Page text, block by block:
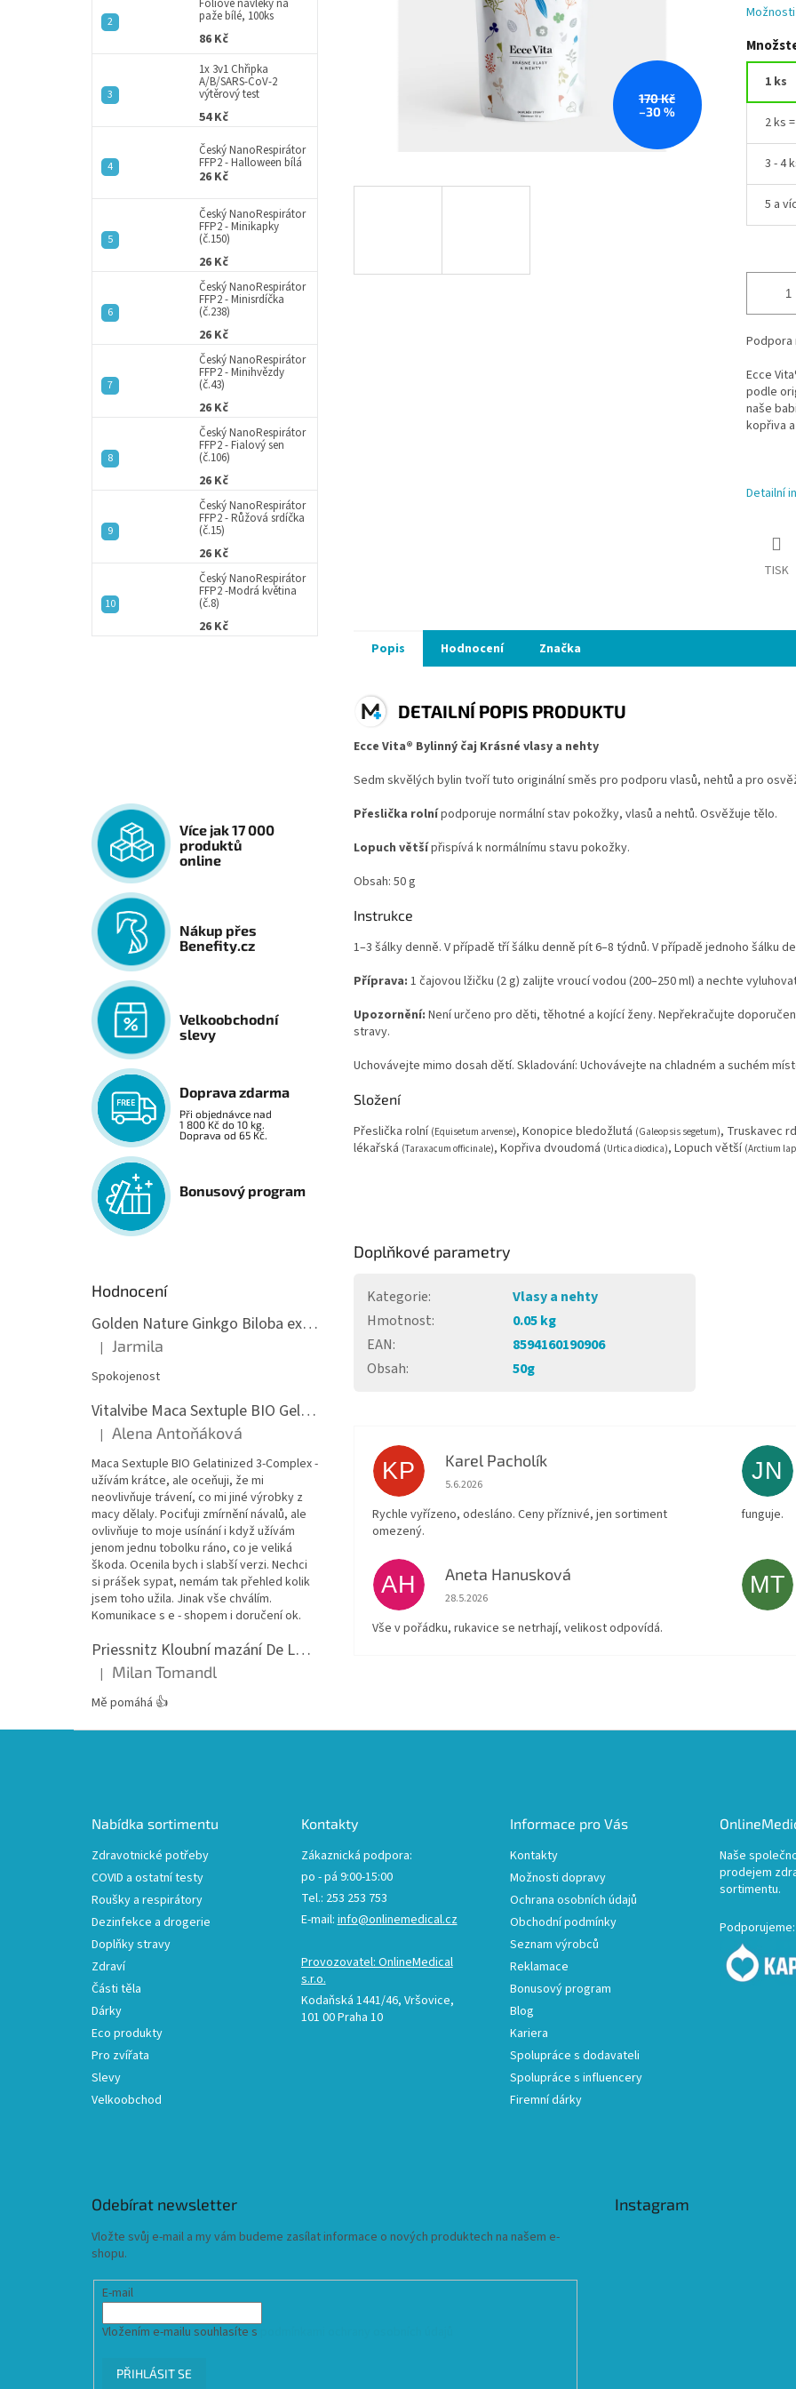
paže bílé, 100ks
86 Kč
1x 3v1 Chřipka
A/B/SARS-CoV-2
výtěrový test
54 Kč
Český NanoRespirátor
FFP2 - Halloween bílá
26 Kč
Český NanoRespirátor
FFP2 - Minikapky
(č.150)
26 Kč
Český NanoRespirátor
FFP2 - Minisrdíčka
(č.238)
26 Kč
Český NanoRespirátor
FFP2 - Minihvězdy
(č.43)
26 Kč
Český NanoRespirátor
FFP2 - Fialový sen
(č.106)
26 Kč
Český NanoRespirátor
FFP2 - Růžová srdíčka
(č.15)
26 Kč
Český NanoRespirátor
FFP2 -Modrá květina
(č.8)
26 Kč
Více jak 17 000
produktů
online
Nákup přes
Benefity.cz
Velkoobchodní
slevy
Doprava zdarma
Při objednávce nad
1 800 Kč do 10 kg.
Doprava od 65 Kč.
Bonusový program
Hodnocení
Golden Nature Ginkgo Biloba extrakt 50:1 60mg, 100 kapslí
Hodnocení produktu je 5 z 5 hvězdiček.
| Jarmila
Spokojenost
Vitalvibe Maca Sextuple BIO Gelatinized 3-Complex, 60 kapslí
Hodnocení produktu je 5 z 5 hvězdiček.
| Alena Antoňáková
Maca Sextuple BIO Gelatinized 3-Complex -
užívám krátce, ale oceňuji, že mi
neovlivňuje trávení, co mi jiné výrobky z
macy dělaly. Pociťuji zmírnění návalů, ale
ovlivňuje to moje usínání i když užívám
jenom jednu tobolku ráno, co je veliká
škoda. Ocenila bych i slabší verzi. Nechci
si prášek sypat, nemám tak přehled kolik
jsem toho užila. Jinak vše chválím.
Komunikace s e - shopem i doručení ok.
Priessnitz Kloubní mazání De Luxe, 200ml
Hodnocení produktu je 5 z 5 hvězdiček.
| Milan Tomandl
Mě pomáhá 👍
170 Kč
–30 %
1 ks
2 ks
3 - 4
5 a
Podpora
Ecce
podle
naše
kopřiva
Detailní
TISK
Popis Hodnocení Značka
DETAILNÍ POPIS PRODUKTU
Ecce Vita® Bylinný čaj Krásné vlasy a nehty
Sedm skvělých bylin tvoří tuto originální směs pro podporu vlasů, nehtů a pro
Přeslička rolnípodporuje normální stav pokožky, vlasů a nehtů. Osvěžuje tělo.
Lopuch většípřispívá k normálnímu stavu pokožky.
Obsah: 50 g
Instrukce
1–3 šálky denně. V případě tří šálku denně pít 6–8 týdnů. V případě jednoho šálku
Příprava: 1 čajovou lžičku (2 g) zalijte vroucí vodou (200–250 ml) a nechte
Upozornění: Není určeno pro děti, těhotné a kojící ženy. Nepřekračujte
stravy.
Uchovávejte mimo dosah dětí. Skladování: Uchovávejte na chladném a suchém
Složení
Přeslička rolní (Equisetum arvense), Konopice bledožlutá (Galeopsis segetum), Truskavec
lékařská (Taraxacum officinale), Kopřiva dvoudomá (Urtica diodica), Lopuch větší (Arctium
Doplňkové parametry
Kategorie:
Vlasy a nehty
Hmotnost:
0.05 kg
EAN:
8594160190906
Obsah: 50g
KP Karel Pacholík
Hodnocení obchodu je 4 z 5 hvězdiček.
5.6.2026
Rychle vyřízeno, odesláno. Ceny příznivé, jen sortiment
omezený.
JN
funguje.
AH Aneta Hanusková
Hodnocení obchodu je 5 z 5 hvězdiček.
28.5.2026
Vše v pořádku, rukavice se netrhají, velikost odpovídá.
MT
Nabídka sortimentu
Zdravotnické potřeby
COVID a ostatní testy
Roušky a respirátory
Dezinfekce a drogerie
Doplňky stravy
Zdraví
Části těla
Dárky
Eco produkty
Pro zvířata
Slevy
Velkoobchod
Kontakty
Zákaznická podpora:
po - pá 9:00-15:00
Tel.: 253 253 753
E-mail: info@onlinemedical.cz
Provozovatel: OnlineMedical
s.r.o.
Kodaňská 1441/46, Vršovice,
101 00 Praha 10
Informace pro Vás
Kontakty
Možnosti dopravy
Ochrana osobních údajů
Obchodní podmínky
Seznam výrobců
Reklamace
Bonusový program
Blog
Kariera
Spolupráce s dodavateli
Spolupráce s influencery
Firemní dárky
Naše
prodejem
sortimentu.
Podporujeme:
Odebírat newsletter
Vložte svůj e-mail a my vám budeme zasílat informace o nových produktech na našem e-
shopu.
E-mail
Vložením e-mailu souhlasíte s
PŘIHLÁSIT SE
Instagram